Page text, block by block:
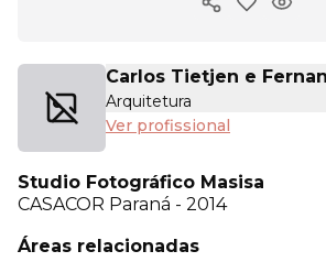
Copiar link
Carlos Tietjen e
Arquitetura
Ver profissional
Studio Fotográfico Masisa
CASACOR Paraná - 2014
Áreas relacionadas